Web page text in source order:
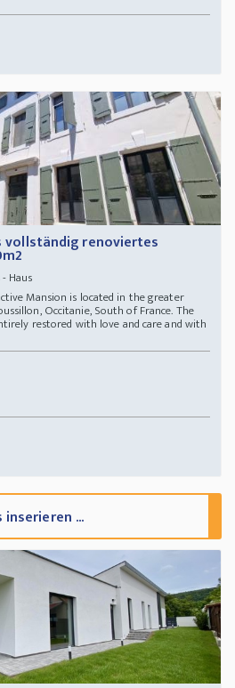
vollständig renoviertes
Haus
Mansion is located in the greater
Occitanie, South of France. The
restored with love and care and with
...